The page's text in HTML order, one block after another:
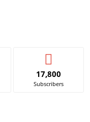
17,800
Subscribers